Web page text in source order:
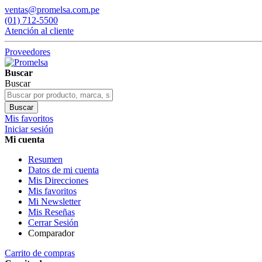
ventas@promelsa.com.pe
(01) 712-5500
Atención al cliente
Proveedores
Buscar
Buscar
Buscar
Mis favoritos
Iniciar sesión
Mi cuenta
Resumen
Datos de mi cuenta
Mis Direcciones
Mis favoritos
Mi Newsletter
Mis Reseñas
Cerrar Sesión
Comparador
Carrito de compras